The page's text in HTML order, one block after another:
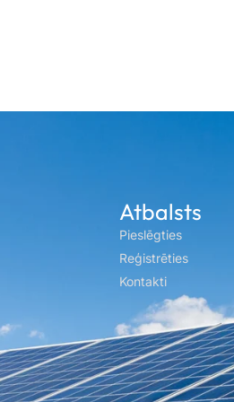
Atbalsts
Pieslēgties
Reģistrēties
Kontakti